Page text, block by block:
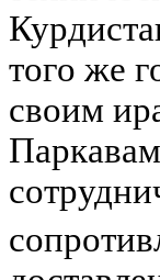
того же
своим